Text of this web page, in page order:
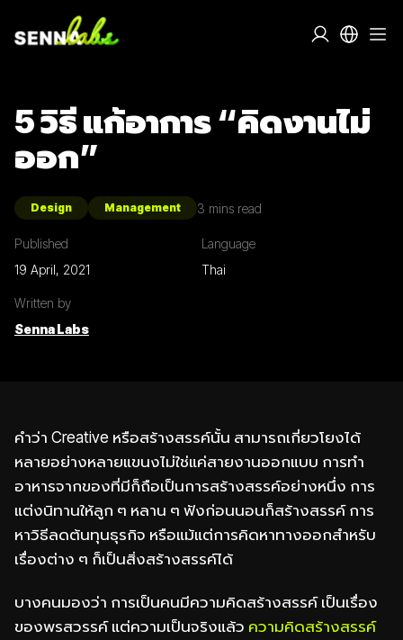
5 วิธี แก้อาการ “คิดงานไม่
ออก”
Design Management 3 mins read
Published
19 April, 2021
Language
Thai
Written by
Senna Labs
คำว่า Creative หรือสร้างสรรค์นั้น สามารถเกี่ยวโยงได้
หลายอย่างหลายแขนงไม่ใช่แค่สายงานออกแบบ การทำ
อาหารจากของที่มีก็ถือเป็นการสร้างสรรค์อย่างหนึ่ง การ
แต่งนิทานให้ลูก ๆ หลาน ๆ ฟังก่อนนอนก็สร้างสรรค์ การ
หาวิธีลดต้นทุนธุรกิจ หรือแม้แต่การคิดหาทางออกสำหรับ
เรื่องต่าง ๆ ก็เป็นสิ่งสร้างสรรค์ได้
บางคนมองว่า การเป็นคนมีความคิดสร้างสรรค์ เป็นเรื่อง
ของพรสวรรค์ แต่ความเป็นจริงแล้ว ความคิดสร้างสรรค์